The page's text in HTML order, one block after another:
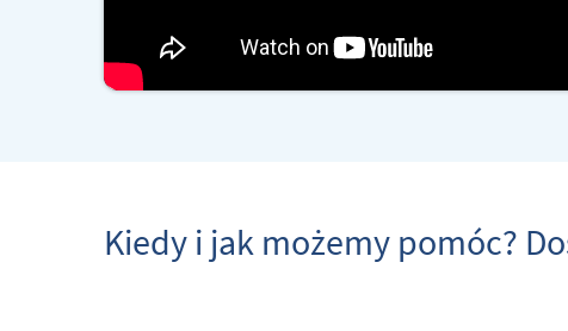
Kiedy i jak możemy pomóc?